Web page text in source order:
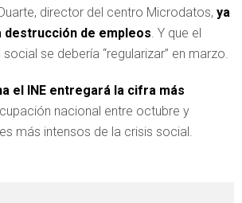
director del centro Microdatos, ya
destrucción de empleos. Y que el
se debería “regularizar” en marzo.
el INE entregará la cifra más
nacional entre octubre y
más intensos de la crisis social.